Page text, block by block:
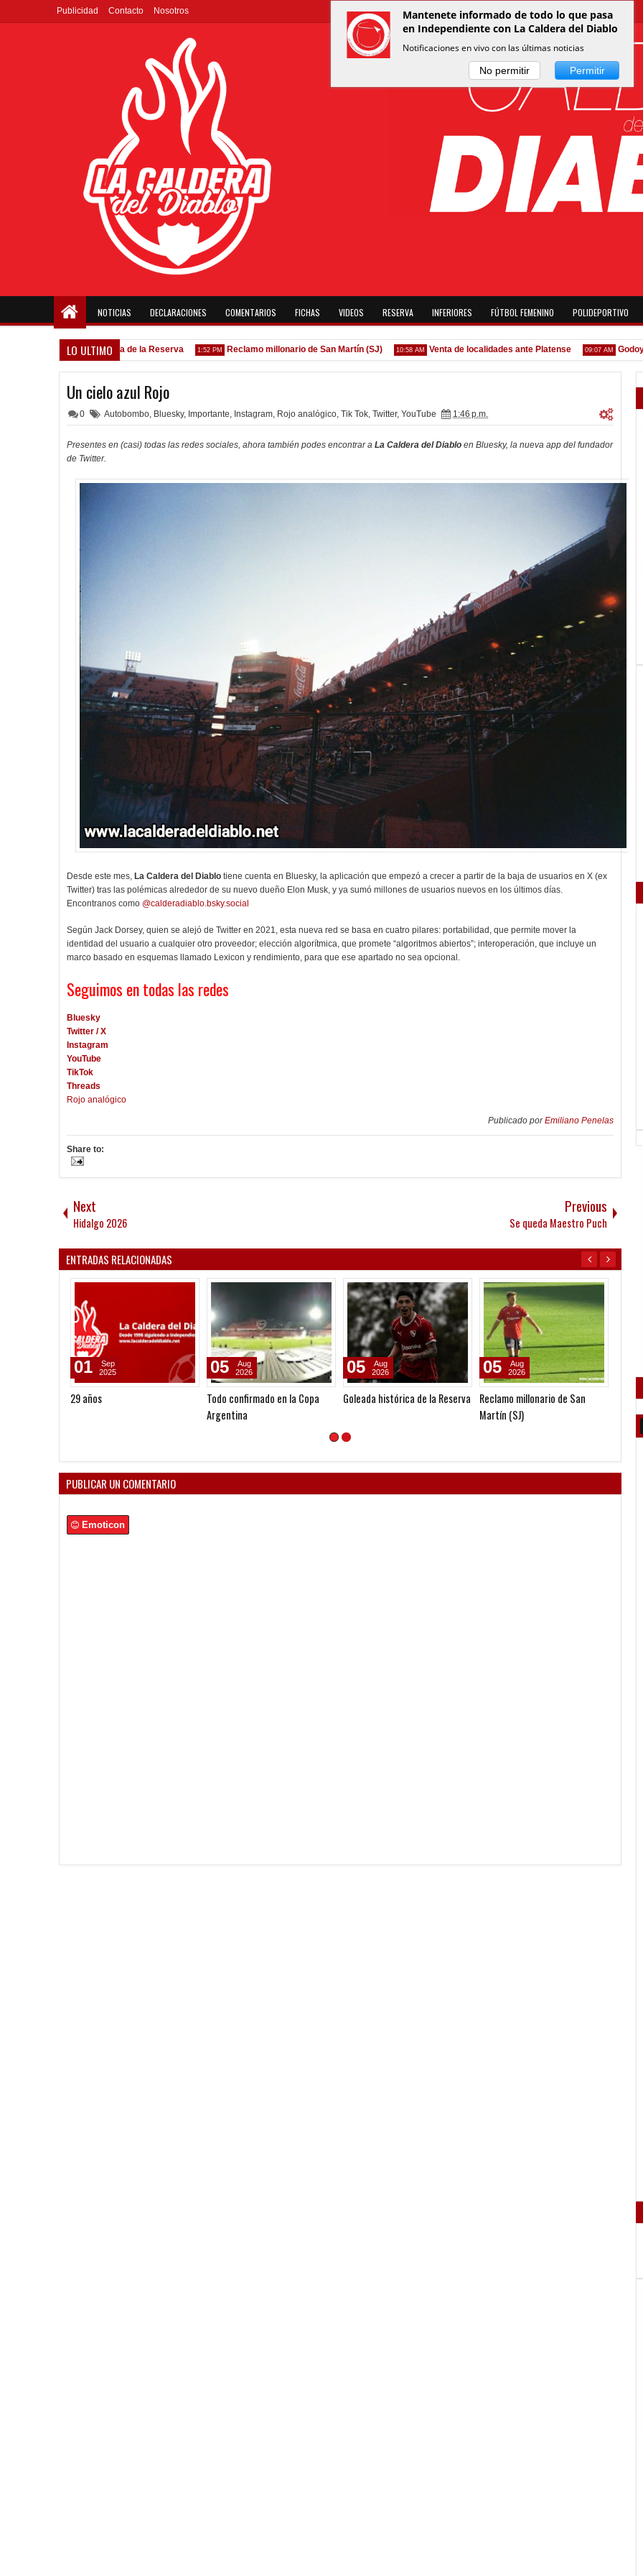
Publicidad Contacto Nosotros
NOTICIAS DECLARACIONES COMENTARIOS FICHAS VIDEOS RESERVA INFERIORES FÚTBOL FEMENINO POLIDEPORTIVO
LO ULTIMO
Goleada histórica de la Reserva 1:52 PM Reclamo millonario de San Martín (SJ) 10:58 AM Venta de localidades ante Platense 09:07 AM Godoy
Un cielo azul Rojo
0 Autobombo, Bluesky, Importante, Instagram, Rojo analógico, Tik Tok, Twitter, YouTube 1:46 p.m.
Presentes en (casi) todas las redes sociales, ahora también podes encontrar a La Caldera del Diablo en Bluesky, la nueva app del fundador
de Twitter.
Desde este mes, La Caldera del Diablo tiene cuenta en Bluesky, la aplicación que empezó a crecer a partir de la baja de usuarios en X (ex
Twitter) tras las polémicas alrededor de su nuevo dueño Elon Musk, y ya sumó millones de usuarios nuevos en los últimos días.
Encontranos como @calderadiablo.bsky.social
Según Jack Dorsey, quien se alejó de Twitter en 2021, esta nueva red se basa en cuatro pilares: portabilidad, que permite mover la
identidad del usuario a cualquier otro proveedor; elección algorítmica, que promete “algoritmos abiertos”; interoperación, que incluye un
marco basado en esquemas llamado Lexicon y rendimiento, para que ese apartado no sea opcional.
Seguimos en todas las redes
Bluesky
Twitter / X
Instagram
YouTube
TikTok
Threads
Rojo analógico
Publicado porEmiliano Penelas
Share to:
Next
Hidalgo 2026
Previous
Se queda Maestro Puch
ENTRADAS RELACIONADAS
29 años
01
Sep
2025
Todo confirmado en la Copa
Argentina
05
Aug
2026
Goleada histórica de la Reserva
05
Aug
2026
Reclamo millonario de San
Martín (SJ)
05
Aug
2026
PUBLICAR UN COMENTARIO
Emoticon
Mantenete informado de todo lo que pasa
en Independiente con La Caldera del Diablo
Notificaciones en vivo con las últimas noticias
No permitir Permitir